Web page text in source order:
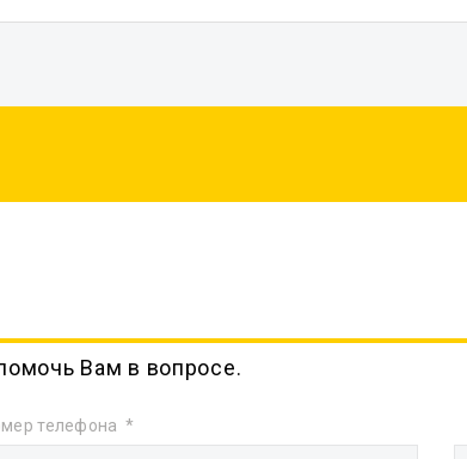
Вам в вопросе.
телефона